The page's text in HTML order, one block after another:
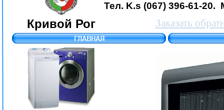
Кривой Рог
Тел. K.s (067) 396-61-20.
Заказать